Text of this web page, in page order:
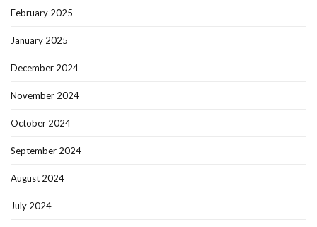
February 2025
January 2025
December 2024
November 2024
October 2024
September 2024
August 2024
July 2024